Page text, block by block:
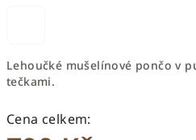
Lehoučké mušelínové pončo v
tečkami.